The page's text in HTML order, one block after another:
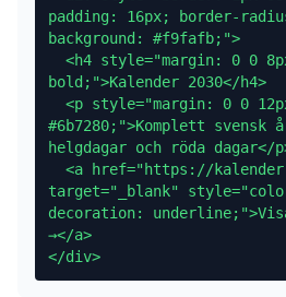
padding: 16px; border-
background: #f9fafb;">
bold;">Kalender 2030</h4>
#6b7280;">Komplett svensk
helgdagar och röda dagar</
target="_blank"
decoration:
→</a>
</div>